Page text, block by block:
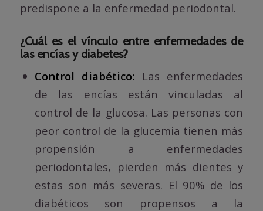
predispone a la enfermedad periodontal.
¿Cuál es el vínculo entre enfermedades de
las encías y diabetes?
Control diabético: Las enfermedades
de las encías están vinculadas al
control de la glucosa. Las personas con
peor control de la glucemia tienen más
propensión a enfermedades
periodontales, pierden más dientes y
estas son más severas. El 90% de los
diabéticos son propensos a la